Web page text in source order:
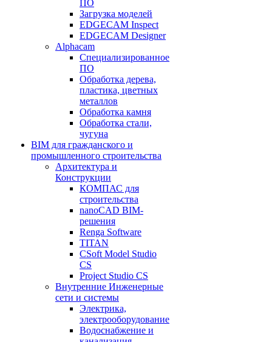
ПО
Загрузка моделей
EDGECAM Inspect
EDGECAM Designer
Alphacam
Специализированное
ПО
Обработка дерева,
пластика, цветных
металлов
Обработка камня
Обработка стали,
чугуна
BIM для гражданского и
промышленного строительства
Архитектура и
Конструкции
КОМПАС для
строительства
nanoCAD BIM-
решения
Renga Software
TITAN
CSoft Model Studio
CS
Project Studio CS
Внутренние Инженерные
сети и системы
Электрика,
электрооборудование
Водоснабжение и